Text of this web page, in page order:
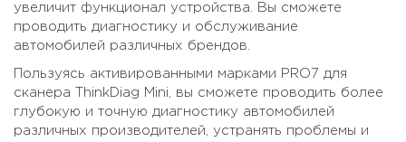
увеличит функционал устройства. Вы сможете
проводить диагностику и обслуживание
автомобилей различных брендов.
Пользуясь активированными марками PRO7 для
сканера ThinkDiag Mini, вы сможете проводить более
глубокую и точную диагностику автомобилей
различных производителей, устранять проблемы и